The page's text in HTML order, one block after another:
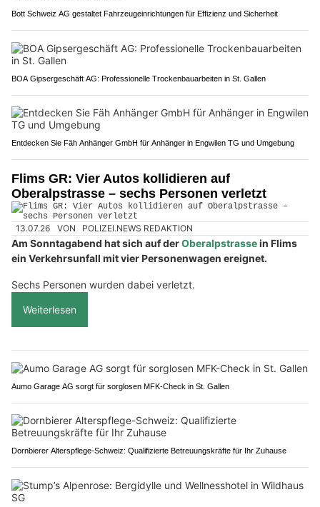
Bott Schweiz AG gestaltet Fahrzeugeinrichtungen für Effizienz und Sicherheit
BOA Gipsergeschäft AG: Professionelle Trockenbauarbeiten in St. Gallen
Entdecken Sie Fäh Anhänger GmbH für Anhänger in Engwilen TG und Umgebung
Flims GR: Vier Autos kollidieren auf
Oberalpstrasse – sechs Personen verletzt
13.07.26 VON POLIZEI.NEWS REDAKTION
Am Sonntagabend hat sich auf derOberalpstrassein Flims
ein Verkehrsunfall mit vier Personenwagen ereignet.
Sechs Personen wurden dabei verletzt.
Weiterlesen
Aumo Garage AG sorgt für sorglosen MFK-Check in St. Gallen
Dornbierer Alterspflege-Schweiz: Qualifizierte Betreuungskräfte für Ihr Zuhause